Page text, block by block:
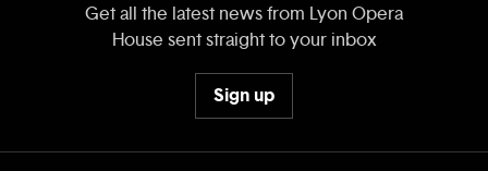
Get all the latest news from Lyon Opera
House sent straight to your inbox
Sign up